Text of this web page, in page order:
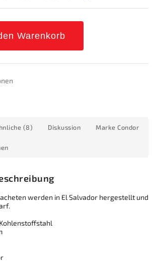
Warenkorb
(8) Diskussion Marke Condor
werden in El Salvador hergestellt und